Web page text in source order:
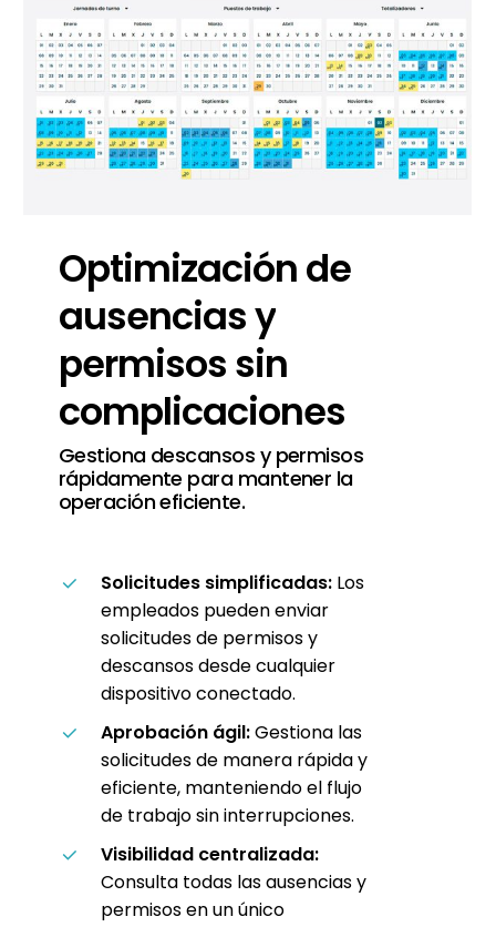
Optimizaciónde
ausenciasy
permisossin
complicaciones
Gestiona descansos y permisos
rápidamente para mantener la
operación eficiente.
Solicitudes simplificadas:Los
empleados pueden enviar
solicitudes de permisos y
descansos desde cualquier
dispositivo conectado.
Aprobación ágil:Gestiona las
solicitudes de manera rápida y
eficiente, manteniendo el flujo
de trabajo sin interrupciones.
Visibilidad centralizada:
Consulta todas las ausencias y
permisos en un único